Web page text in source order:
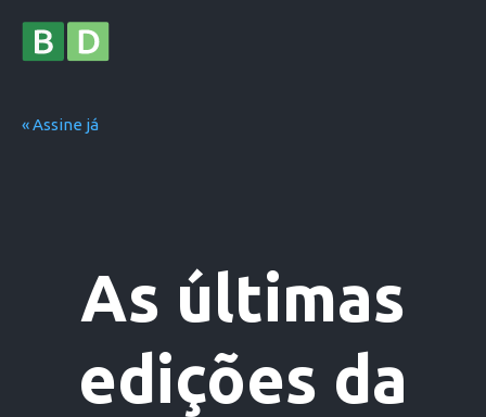
« Assine já
As últimas
edições da